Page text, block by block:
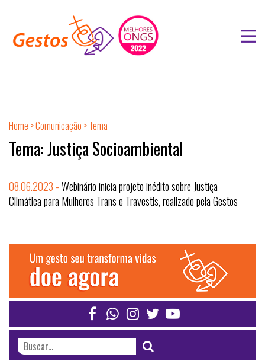
Home >Comunicação > Tema
Tema: Justiça Socioambiental
08.06.2023 -Webinário inicia projeto inédito sobre Justiça
Climática para Mulheres Trans e Travestis, realizado pela Gestos